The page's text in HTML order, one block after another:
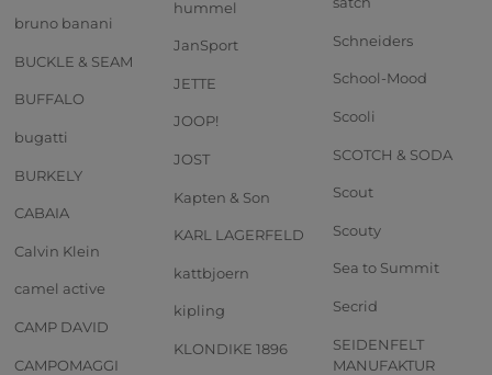
bruno banani
BUCKLE & SEAM
BUFFALO
bugatti
BURKELY
CABAIA
Calvin Klein
camel active
CAMP DAVID
CAMPOMAGGI
hummel
JanSport
JETTE
JOOP!
JOST
Kapten & Son
KARL LAGERFELD
kattbjoern
kipling
KLONDIKE 1896
Schneiders
School-Mood
Scooli
SCOTCH & SODA
Scout
Scouty
Sea to Summit
Secrid
SEIDENFELT
MANUFAKTUR